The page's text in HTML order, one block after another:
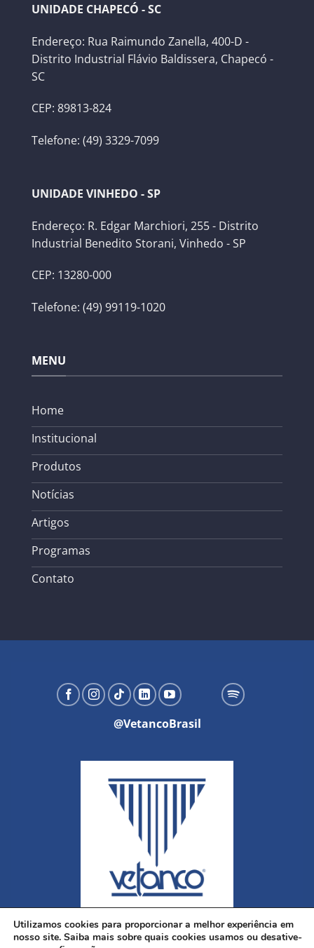
UNIDADE CHAPECÓ - SC
Endereço: Rua Raimundo Zanella, 400-D -
Distrito Industrial Flávio Baldissera, Chapecó -
SC
CEP: 89813-824
Telefone: (49) 3329-7099
UNIDADE VINHEDO - SP
Endereço: R. Edgar Marchiori, 255 - Distrito
Industrial Benedito Storani, Vinhedo - SP
CEP: 13280-000
Telefone: (49) 99119-1020
MENU
Home
Institucional
Produtos
Notícias
Artigos
Programas
Contato
@VetancoBrasil
Utilizamos cookies para proporcionar a melhor experiência em
nosso site. Saiba mais sobre quais cookies usamos ou desative-